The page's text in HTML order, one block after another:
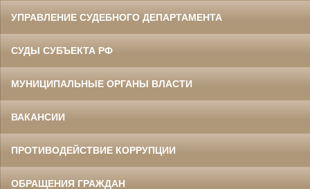
УПРАВЛЕНИЕ СУДЕБНОГО ДЕПАРТАМЕНТА
СУДЫ СУБЪЕКТА РФ
МУНИЦИПАЛЬНЫЕ ОРГАНЫ ВЛАСТИ
ВАКАНСИИ
ПРОТИВОДЕЙСТВИЕ КОРРУПЦИИ
ОБРАЩЕНИЯ ГРАЖДАН